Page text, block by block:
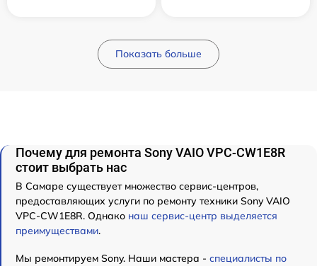
Показать больше
Почему для ремонта Sony VAIO VPC-CW1E8R
стоит выбрать нас
В Самаре существует множество сервис-центров,
предоставляющих услуги по ремонту техники Sony VAIO
VPC-CW1E8R. Однако наш сервис-центр выделяется
преимуществами.
Мы ремонтируем Sony. Наши мастера - специалисты по